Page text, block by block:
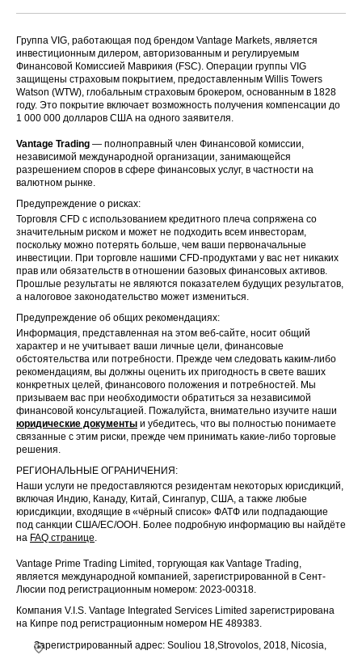
Группа VIG, работающая под брендом Vantage Markets, является
инвестиционным дилером, авторизованным и регулируемым
Финансовой Комиссией Маврикия (FSC). Операции группы VIG
защищены страховым покрытием, предоставленным Willis Towers
Watson (WTW), глобальным страховым брокером, основанным в 1828
году. Это покрытие включает возможность получения компенсации до
1 000 000 долларов США на одного заявителя.
Vantage Trading — полноправный член Финансовой комиссии,
независимой международной организации, занимающейся
разрешением споров в сфере финансовых услуг, в частности на
валютном рынке.
Предупреждение о рисках:
Торговля CFD с использованием кредитного плеча сопряжена со
значительным риском и может не подходить всем инвесторам,
поскольку можно потерять больше, чем ваши первоначальные
инвестиции. При торговле нашими CFD-продуктами у вас нет никаких
прав или обязательств в отношении базовых финансовых активов.
Прошлые результаты не являются показателем будущих результатов,
а налоговое законодательство может измениться.
Предупреждение об общих рекомендациях:
Информация, представленная на этом веб-сайте, носит общий
характер и не учитывает ваши личные цели, финансовые
обстоятельства или потребности. Прежде чем следовать каким-либо
рекомендациям, вы должны оценить их пригодность в свете ваших
конкретных целей, финансового положения и потребностей. Мы
призываем вас при необходимости обратиться за независимой
финансовой консультацией. Пожалуйста, внимательно изучите наши
юридические документы и убедитесь, что вы полностью понимаете
связанные с этим риски, прежде чем принимать какие-либо торговые
решения.
РЕГИОНАЛЬНЫЕ ОГРАНИЧЕНИЯ:
Наши услуги не предоставляются резидентам некоторых юрисдикций,
включая Индию, Канаду, Китай, Сингапур, США, а также любые
юрисдикции, входящие в «чёрный список» ФАТФ или подпадающие
под санкции США/ЕС/ООН. Более подробную информацию вы найдёте
на FAQ странице.
Vantage Prime Trading Limited, торгующая как Vantage Trading,
является международной компанией, зарегистрированной в Сент-
Люсии под регистрационным номером: 2023-00318.
Компания V.I.S. Vantage Integrated Services Limited зарегистрирована
на Кипре под регистрационным номером HE 489383.
Зарегистрированный адрес: Souliou 18,Strovolos, 2018, Nicosia,